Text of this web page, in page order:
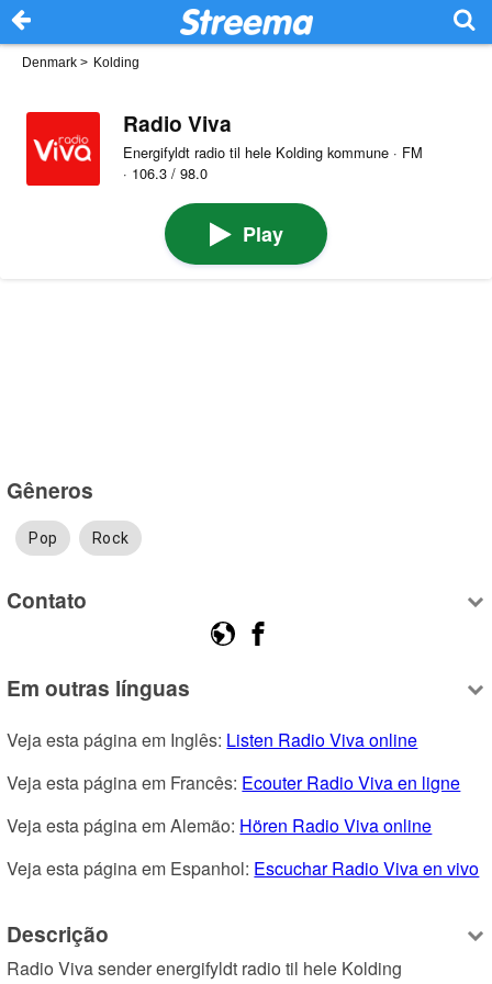
Denmark > Kolding
Radio Viva
Energifyldt radio til hele Kolding kommune · FM
· 106.3 / 98.0
Play
Gêneros
Pop Rock
Contato
Em outras línguas
Veja esta página em Inglês: Listen Radio Viva online
Veja esta página em Francês: Ecouter Radio Viva en ligne
Veja esta página em Alemão: Hören Radio Viva online
Veja esta página em Espanhol: Escuchar Radio Viva en vivo
Descrição
Radio Viva sender energifyldt radio til hele Kolding